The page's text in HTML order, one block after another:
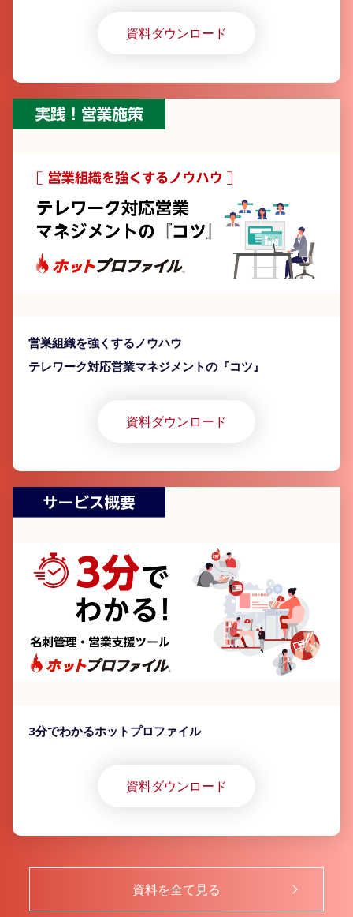
「Excel」以外のツール導入が進んでいない実態が明ら
資料ダウンロード
営巣組織を強くするノウハウ
テレワーク対応営業マネジメントの『コツ』
資料ダウンロード
3分でわかるホットプロファイル
資料ダウンロード
資料を全て見る